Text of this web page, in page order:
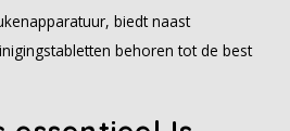
biedt naast
behoren tot de best